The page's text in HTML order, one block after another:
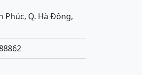
Phúc, Q. Hà Đông,